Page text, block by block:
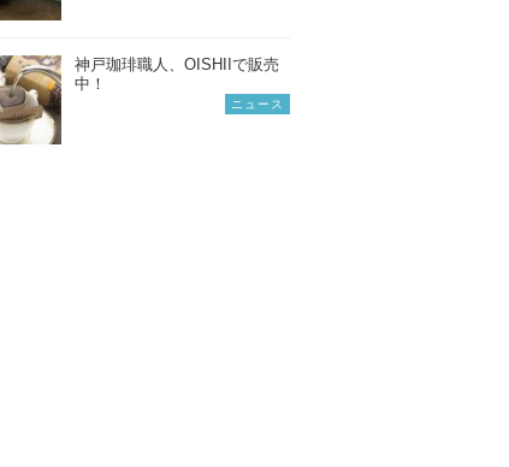
神戸珈琲職人、OISHIIで販売
中！
ニュース